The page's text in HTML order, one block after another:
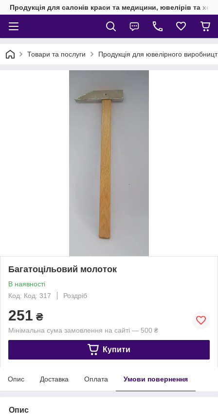
Продукція для салонів краси та медицини, ювелірів та
Товари та послуги Продукція для ювелірного
Багатоцільовий молоток
В наявності
Код: Код: 317
Роздріб
251 ₴
Мінімальна сума замовлення на сайті — 500 ₴
Купити
Опис Доставка Оплата Умови повернення
Опис